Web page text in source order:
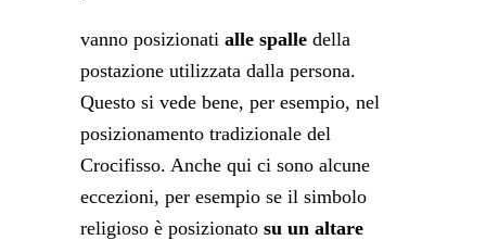
vanno posizionati alle spalle della
postazione utilizzata dalla persona.
Questo si vede bene, per esempio, nel
posizionamento tradizionale del
Crocifisso. Anche qui ci sono alcune
eccezioni, per esempio se il simbolo
religioso è posizionato su un altare